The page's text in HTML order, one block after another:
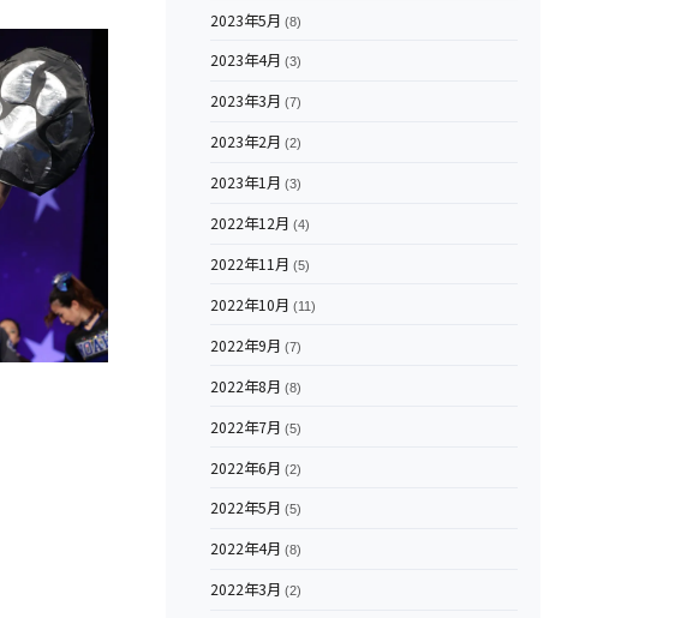
2023年5月 (8)
2023年4月 (3)
2023年3月 (7)
2023年2月 (2)
2023年1月 (3)
2022年12月 (4)
2022年11月 (5)
2022年10月 (11)
2022年9月 (7)
2022年8月 (8)
2022年7月 (5)
2022年6月 (2)
2022年5月 (5)
2022年4月 (8)
2022年3月 (2)